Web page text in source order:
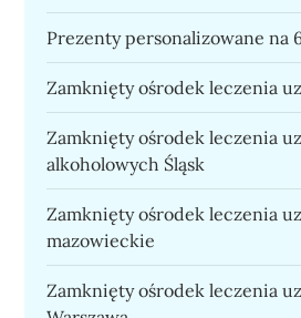
Prezenty personalizowane na
Zamknięty ośrodek leczenia
Zamknięty ośrodek leczenia
alkoholowych Śląsk
Zamknięty ośrodek leczenia
mazowieckie
Zamknięty ośrodek leczenia